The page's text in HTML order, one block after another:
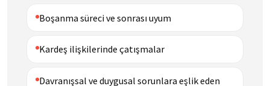
Boşanma süreci ve sonrası uyum
Kardeş ilişkilerinde çatışmalar
Davranışsal ve duygusal sorunlara eşlik eden